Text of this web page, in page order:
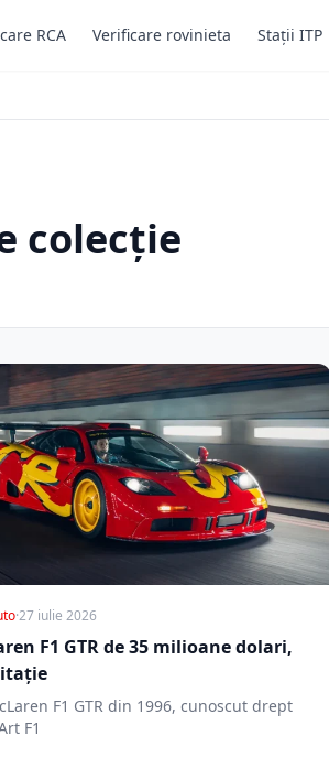
RCA Verificare rovinieta Stații ITP
colecție
·27 iulie 2026
F1 GTR de 35 milioane dolari,
F1 GTR din 1996, cunoscut drept
F1